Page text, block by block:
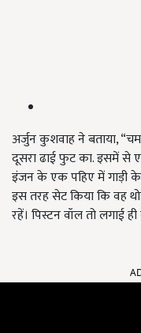
अर्जुन कुशवाह ने बताया,
दूसरा ढाई फुट का. इसमें
इंजन के एक पहिए में गाड़ी
इस तरह सेट किया कि वह
रहें। पिस्टन वॉल तो लगाई ही